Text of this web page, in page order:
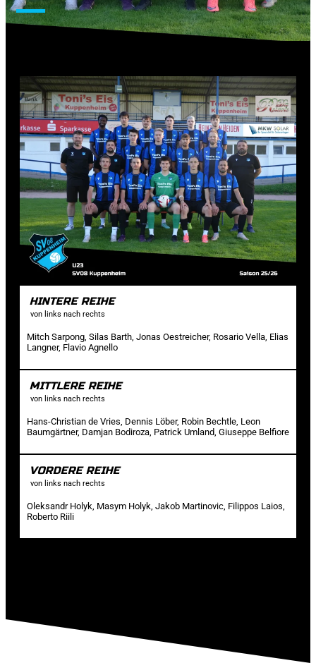
HINTERE REIHE
von links nach rechts
Mitch Sarpong, Silas Barth, Jonas Oestreicher, Rosario Vella, Elias
Langner, Flavio Agnello
MITTLERE REIHE
von links nach rechts
Hans-Christian de Vries, Dennis Löber, Robin Bechtle, Leon
Baumgärtner, Damjan Bodiroza, Patrick Umland, Giuseppe Belfiore
VORDERE REIHE
von links nach rechts
Oleksandr Holyk, Masym Holyk, Jakob Martinovic, Filippos Laios,
Roberto Riili